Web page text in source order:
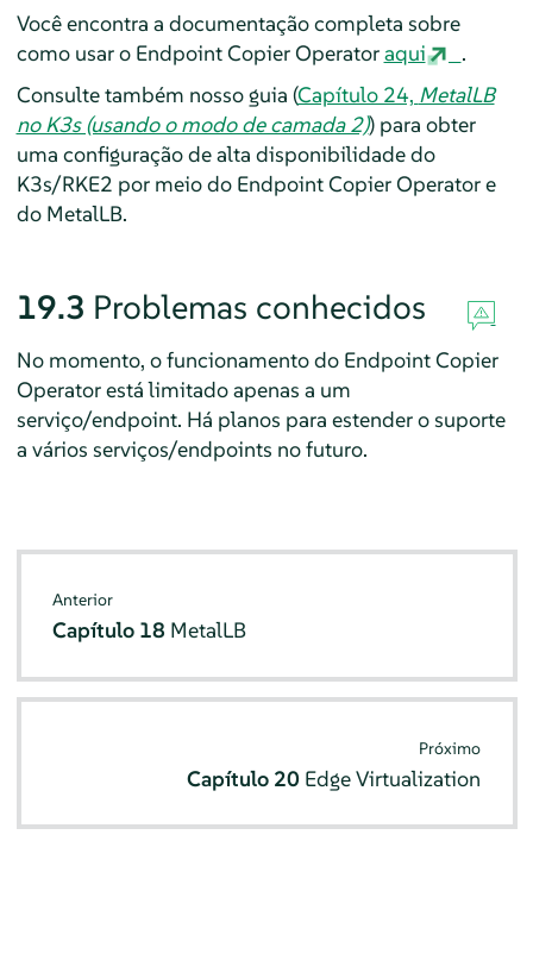
Você encontra a documentação completa sobre
como usar o Endpoint Copier Operatoraqui
.
Consulte também nosso guia (Capítulo 24, MetalLB
no K3s (usando o modo de camada 2)) para obter
uma configuração de alta disponibilidade do
K3s/RKE2 por meio do Endpoint Copier Operator e
do MetalLB.
19.3 Problemas conhecidos
No momento, o funcionamento do Endpoint Copier
Operator está limitado apenas a um
serviço/endpoint. Há planos para estender o suporte
a vários serviços/endpoints no futuro.
Anterior
Capítulo 18 MetalLB
Próximo
Capítulo 20 Edge Virtualization